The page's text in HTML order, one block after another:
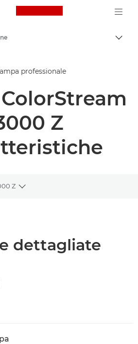
Canon Logo, back
professionale
Z
Z
Toggle breadcrumbs
dettagliate